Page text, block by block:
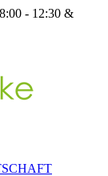
- 12:30 &